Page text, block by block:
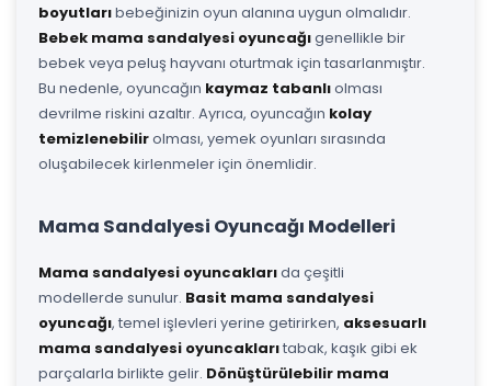
boyutlarıbebeğinizin oyun alanına uygun olmalıdır.
Bebek mama sandalyesi oyuncağıgenellikle bir
bebek veya peluş hayvanı oturtmak için tasarlanmıştır.
Bu nedenle, oyuncağın kaymaz tabanlıolması
devrilme riskini azaltır. Ayrıca, oyuncağın kolay
temizlenebilirolması, yemek oyunları sırasında
oluşabilecek kirlenmeler için önemlidir.
Mama Sandalyesi Oyuncağı Modelleri
Mama sandalyesi oyuncaklarıda çeşitli
modellerde sunulur. Basit mama sandalyesi
oyuncağı, temel işlevleri yerine getirirken, aksesuarlı
mama sandalyesi oyuncaklarıtabak, kaşık gibi ek
parçalarla birlikte gelir. Dönüştürülebilir mama